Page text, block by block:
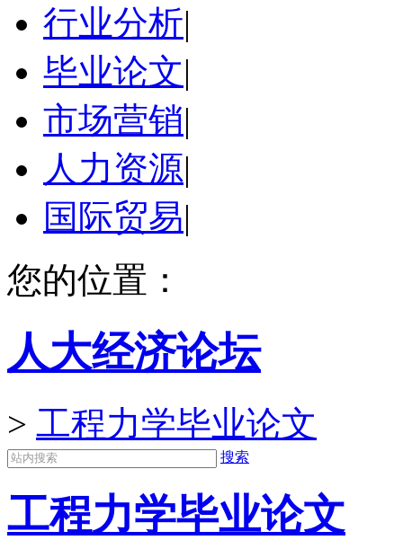
行业分析|
毕业论文|
市场营销|
人力资源|
国际贸易|
您的位置：
人大经济论坛
> 工程力学毕业论文
搜索
工程力学毕业论文